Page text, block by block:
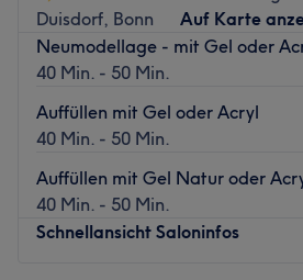
Duisdorf, Bonn
Auf Karte
Neumodellage - mit Gel oder
40 Min. - 50 Min.
Auffüllen mit Gel oder Acryl
40 Min. - 50 Min.
Auffüllen mit Gel Natur oder
40 Min. - 50 Min.
Schnellansicht Saloninfos